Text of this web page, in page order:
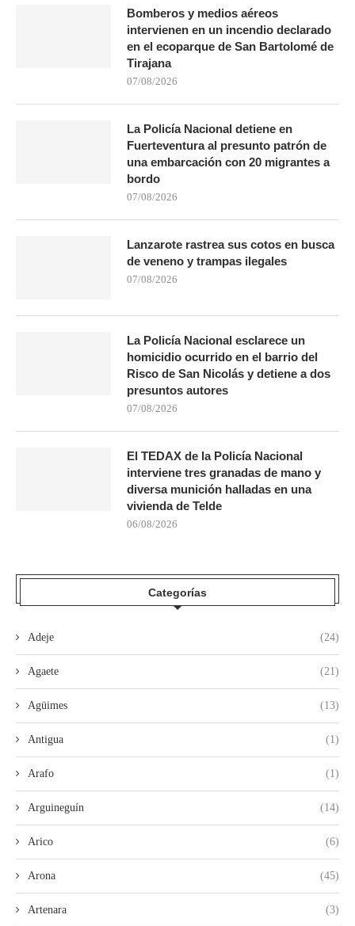
Bomberos y medios aéreos
intervienen en un incendio declarado
en el ecoparque de San Bartolomé de
Tirajana
07/08/2026
La Policía Nacional detiene en
Fuerteventura al presunto patrón de
una embarcación con 20 migrantes a
bordo
07/08/2026
Lanzarote rastrea sus cotos en busca
de veneno y trampas ilegales
07/08/2026
La Policía Nacional esclarece un
homicidio ocurrido en el barrio del
Risco de San Nicolás y detiene a dos
presuntos autores
07/08/2026
El TEDAX de la Policía Nacional
interviene tres granadas de mano y
diversa munición halladas en una
vivienda de Telde
06/08/2026
Categorías
Adeje (24)
Agaete (21)
Agüimes (13)
Antigua (1)
Arafo (1)
Arguineguín (14)
Arico (6)
Arona (45)
Artenara (3)